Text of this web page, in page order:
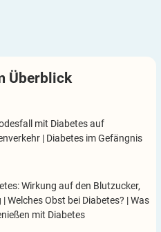
Überblick
mit Diabetes auf
| Diabetes im Gefängnis
Wirkung auf den Blutzucker,
|Welches Obst bei Diabetes? |Was
mit Diabetes